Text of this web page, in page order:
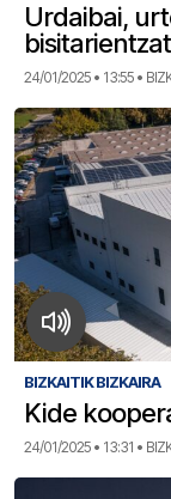
Urdaibai,
bisitarientzat
24/01/2025 • 13:55 •
BIZKAITIK BIZKAIRA
Kide
24/01/2025 • 13:31 •